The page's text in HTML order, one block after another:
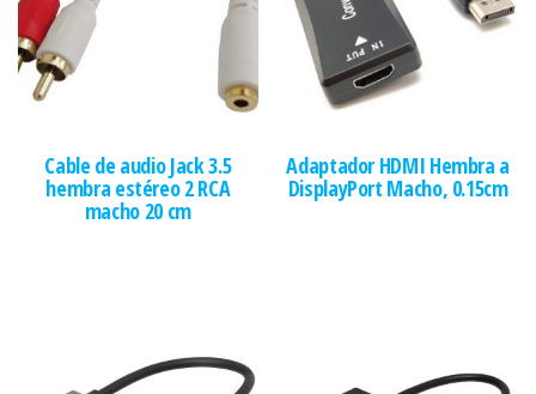
Cable de audio Jack 3.5
hembra estéreo 2 RCA
macho 20 cm
Adaptador HDMI Hembra a
DisplayPort Macho, 0.15cm